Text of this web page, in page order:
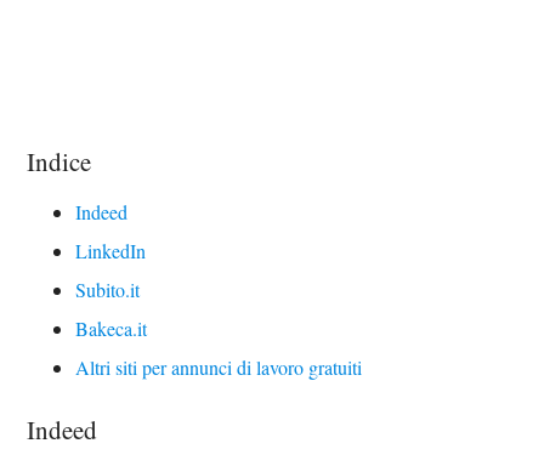
Indice
Indeed
LinkedIn
Subito.it
Bakeca.it
Altri siti per annunci di lavoro gratuiti
Indeed